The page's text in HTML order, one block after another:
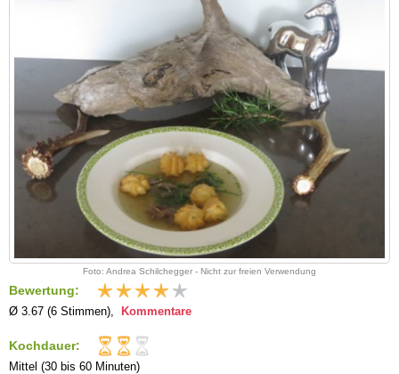
Foto: Andrea Schilchegger - Nicht zur freien Verwendung
Bewertung:
Ø 3.67 (6 Stimmen), Kommentare
Kochdauer:
Mittel (30 bis 60 Minuten)